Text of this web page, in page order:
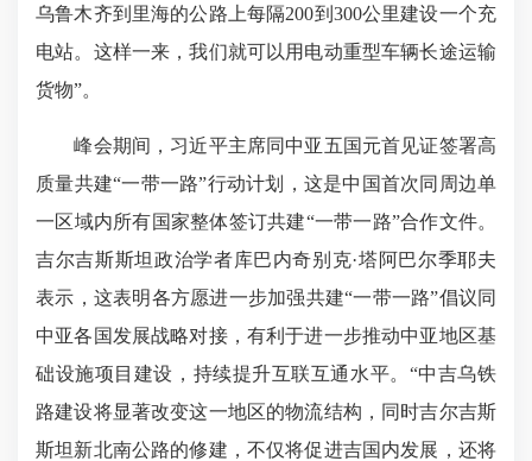
乌鲁木齐到里海的公路上每隔200到300公里建设一个充
电站。这样一来，我们就可以用电动重型车辆长途运输
货物”。
峰会期间，习近平主席同中亚五国元首见证签署高
质量共建“一带一路”行动计划，这是中国首次同周边单
一区域内所有国家整体签订共建“一带一路”合作文件。
吉尔吉斯斯坦政治学者库巴内奇别克·塔阿巴尔季耶夫
表示，这表明各方愿进一步加强共建“一带一路”倡议同
中亚各国发展战略对接，有利于进一步推动中亚地区基
础设施项目建设，持续提升互联互通水平。“中吉乌铁
路建设将显著改变这一地区的物流结构，同时吉尔吉斯
斯坦新北南公路的修建，不仅将促进吉国内发展，还将